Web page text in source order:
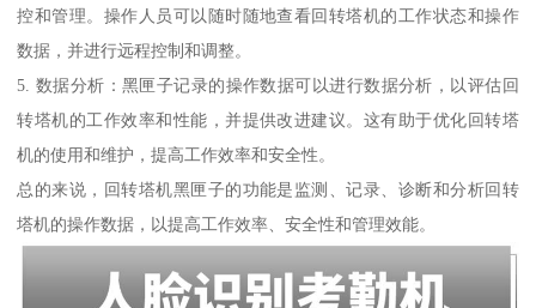
控和管理。操作人员可以随时随地查看回转塔机的工作状态和操作
数据，并进行远程控制和调整。
5. 数据分析：黑匣子记录的操作数据可以进行数据分析，以评估回
转塔机的工作效率和性能，并提供改进建议。这有助于优化回转塔
机的使用和维护，提高工作效率和安全性。
总的来说，回转塔机黑匣子的功能是监测、记录、诊断和分析回转
塔机的操作数据，以提高工作效率、安全性和管理效能。